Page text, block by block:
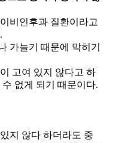
비인후과 질환이라고
가늘기 때문에 막히기
고여 있지 않다고 하
없게 되기 때문이다.
지 않다 하더라도 중